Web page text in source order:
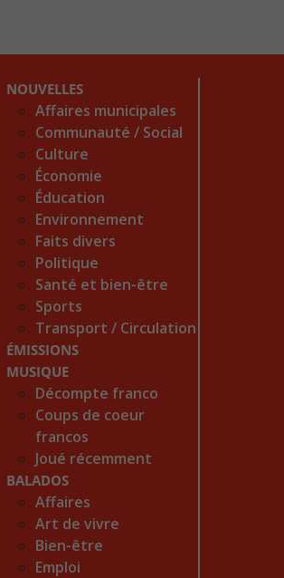
NOUVELLES
Affaires municipales
Communauté / Social
Culture
Économie
Éducation
Environnement
Faits divers
Politique
Santé et bien-être
Sports
Transport / Circulation
ÉMISSIONS
MUSIQUE
Décompte franco
Coups de coeur
francos
Joué récemment
BALADOS
Affaires
Art de vivre
Bien-être
Emploi